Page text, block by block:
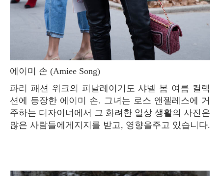
에이미 손 (Amiee Song)
파리 패션 위크의 피날레이기도 샤넬 봄 여름 컬렉
션에 등장한 에이미 손. 그녀는 로스 앤젤레스에 거
주하는 디자이너에서 그 화려한 일상 생활의 사진은
많은 사람들에게지지를 받고, 영향을주고 있습니다.